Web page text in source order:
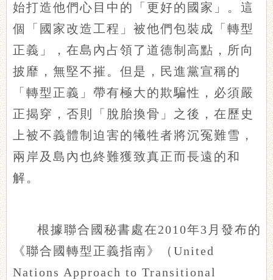
始打造他們心目中的「更好的國家」。這
個「國家改造工程」被他們包裝成「轉型
正義」，在島內占領了道德制高點，所向
披靡，無堅不摧。但是，民進黨宣稱的
「轉型正義」帶有極大的欺騙性，必須嚴
正揭穿，否則「脫胎換骨」之後，在歷史
上被不義體制迫害的犧牲者將沉冤難雪，
兩岸及島內也終難獲致真正而長遠的和
解。
根據聯合國秘書處在2010年3月發布的
《聯合國轉型正義指南》（United
Nations Approach to Transitional